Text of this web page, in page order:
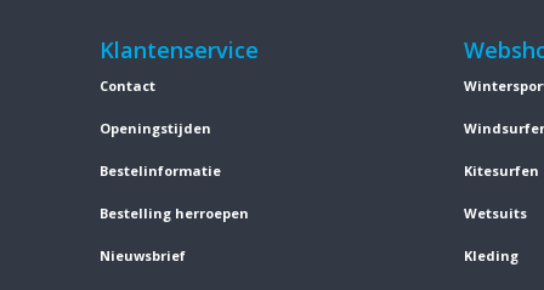
Klantenservice
Contact
Openingstijden
Bestelinformatie
Bestelling herroepen
Nieuwsbrief
Kitesurfen
Wetsuits
Kleding